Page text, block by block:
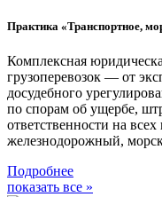
Практика «Транспортное,
Комплексная
грузоперевозок — от
досудебного
по спорам об ущербе,
ответственности на
железнодорожный,
Подробнее
показать все »